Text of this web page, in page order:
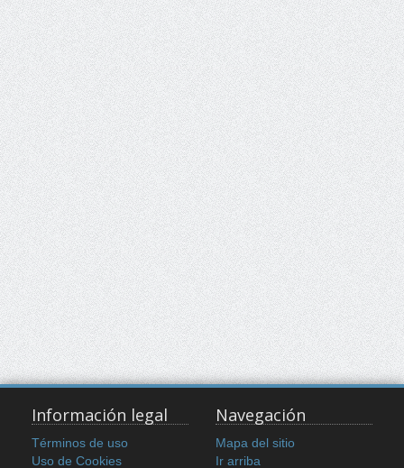
Información legal
Términos de uso
Uso de Cookies
Navegación
Mapa del sitio
Ir arriba